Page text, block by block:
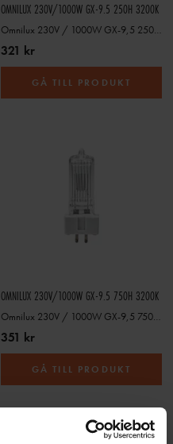
OMNILUX 230V/1000W GX-9.5 250H 3200K
Omnilux 230V / 1000W GX-9,5 250h 3200K
321 kr
GÅ TILL PRODUKT
OMNILUX 230V/1000W GX-9.5 750H 3200K
Omnilux 230V / 1000W GX-9,5 750h 3200K
351 kr
GÅ TILL PRODUKT